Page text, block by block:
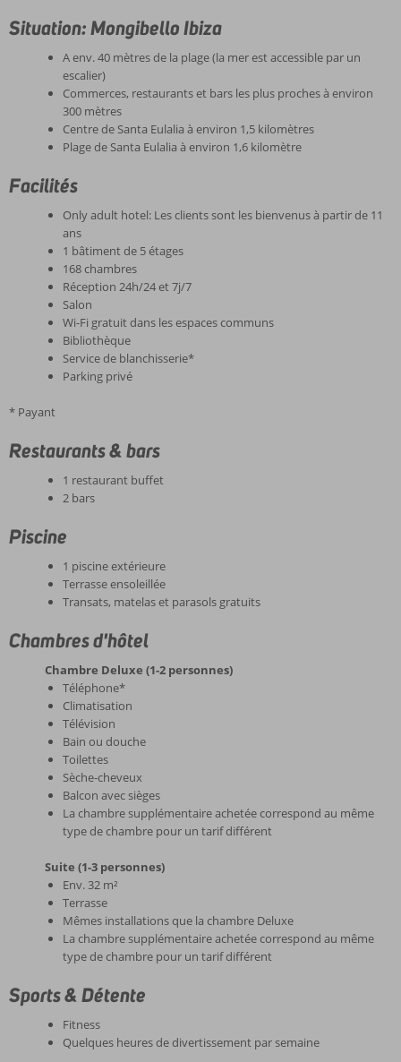
Situation: Mongibello Ibiza
A env. 40 mètres de la plage (la mer est accessible par un
escalier)
Commerces, restaurants et bars les plus proches à environ
300 mètres
Centre de Santa Eulalia à environ 1,5 kilomètres
Plage de Santa Eulalia à environ 1,6 kilomètre
Facilités
Only adult hotel: Les clients sont les bienvenus à partir de 11
ans
1 bâtiment de 5 étages
168 chambres
Réception 24h/24 et 7j/7
Salon
Wi-Fi gratuit dans les espaces communs
Bibliothèque
Service de blanchisserie*
Parking privé
* Payant
Restaurants & bars
1 restaurant buffet
2 bars
Piscine
1 piscine extérieure
Terrasse ensoleillée
Transats, matelas et parasols gratuits
Chambres d'hôtel
Chambre Deluxe (1-2 personnes)
Téléphone*
Climatisation
Télévision
Bain ou douche
Toilettes
Sèche-cheveux
Balcon avec sièges
La chambre supplémentaire achetée correspond au même
type de chambre pour un tarif différent
Suite (1-3 personnes)
Env. 32 m²
Terrasse
Mêmes installations que la chambre Deluxe
La chambre supplémentaire achetée correspond au même
type de chambre pour un tarif différent
Sports & Détente
Fitness
Quelques heures de divertissement par semaine